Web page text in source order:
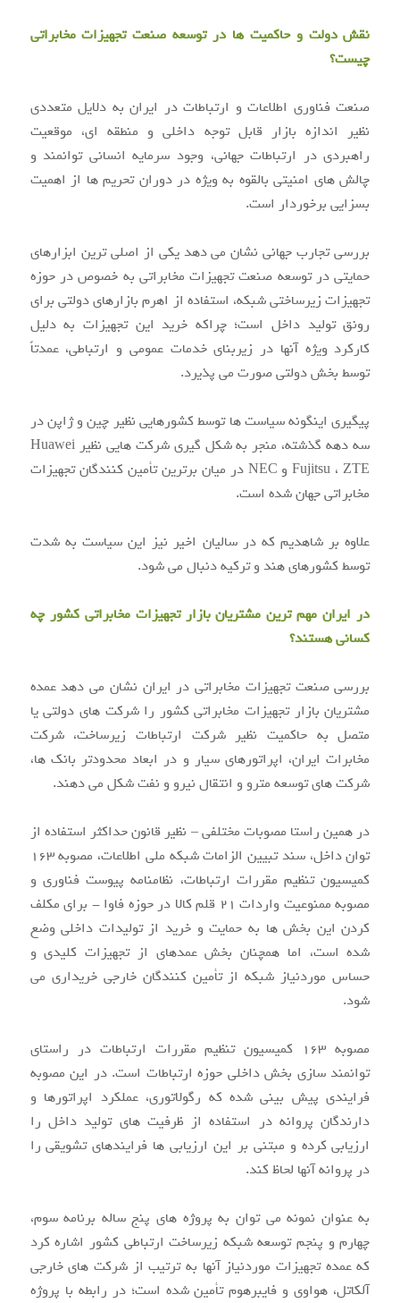
نقش دولت و حاکمیت ها در توسعه صنعت تجهیزات مخابراتی
چیست؟
صنعت فناوری اطلاعات و ارتباطات در ایران به دلایل متعددی
نظیر اندازه بازار قابل توجه داخلی و منطقه ای، موقعیت
راهبردی در ارتباطات جهانی، وجود سرمایه انسانی توانمند و
چالش های امنیتی بالقوه به ویژه در دوران تحریم ها از اهمیت
بسزایی برخوردار است.
بررسی تجارب جهانی نشان می دهد یکی از اصلی ترین ابزارهای
حمایتی در توسعه صنعت تجهیزات مخابراتی به خصوص در حوزه
تجهیزات زیرساختی شبکه، استفاده از اهرم بازارهای دولتی برای
رونق تولید داخل است؛ چراکه خرید این تجهیزات به دلیل
کارکرد ویژه آنها در زیربنای خدمات عمومی و ارتباطی، عمدتاً
توسط بخش دولتی صورت می پذیرد.
پیگیری اینگونه سیاست ها توسط کشورهایی نظیر چین و ژاپن در
سه دهه گذشته، منجر به شکل گیری شرکت هایی نظیر Huawei
Fujitsu ، ZTE و NEC در میان برترین تأمین کنندگان تجهیزات
مخابراتی جهان شده است.
علاوه بر شاهدیم که در سالیان اخیر نیز این سیاست به شدت
توسط کشورهای هند و ترکیه دنبال می شود.
در ایران مهم ترین مشتریان بازار تجهیزات مخابراتی کشور چه
کسانی هستند؟
بررسی صنعت تجهیزات مخابراتی در ایران نشان می دهد عمده
مشتریان بازار تجهیزات مخابراتی کشور را شرکت های دولتی یا
متصل به حاکمیت نظیر شرکت ارتباطات زیرساخت، شرکت
مخابرات ایران، اپراتورهای سیار و در ابعاد محدودتر بانک ها،
شرکت های توسعه مترو و انتقال نیرو و نفت شکل می دهند.
در همین راستا مصوبات مختلفی – نظیر قانون حداکثر استفاده از
توان داخل، سند تبیین الزامات شبکه ملی اطلاعات، مصوبه ۱۶۳
کمیسیون تنظیم مقررات ارتباطات، نظامنامه پیوست فناوری و
مصوبه ممنوعیت واردات ۲۱ قلم کالا در حوزه فاوا - برای مکلف
کردن این بخش ها به حمایت و خرید از تولیدات داخلی وضع
شده است، اما همچنان بخش عمدهای از تجهیزات کلیدی و
حساس موردنیاز شبکه از تأمین کنندگان خارجی خریداری می
شود.
مصوبه ۱۶۳ کمیسیون تنظیم مقررات ارتباطات در راستای
توانمند سازی بخش داخلی حوزه ارتباطات است. در این مصوبه
فرایندی پیش‌ بینی شده که رگولاتوری، عملکرد اپراتورها و
دارندگان پروانه در استفاده از ظرفیت‌ های تولید داخل را
ارزیابی کرده و مبتنی بر این ارزیابی‌ ها فرایندهای تشویقی را
در پروانه آنها لحاظ کند.
به عنوان نمونه می توان به پروژه های پنج ساله برنامه سوم،
چهارم و پنجم توسعه شبکه زیرساخت ارتباطی کشور اشاره کرد
که عمده تجهیزات موردنیاز آنها به ترتیب از شرکت های خارجی
آلکاتل، هواوی و فایبرهوم تأمین شده است؛ در رابطه با پروژه